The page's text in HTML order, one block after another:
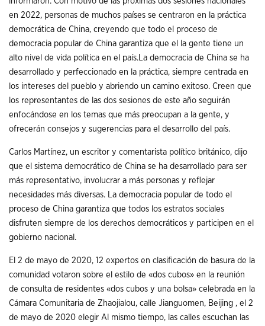
en 2022, personas de muchos países se centraron en la práctica
democrática de China, creyendo que todo el proceso de
democracia popular de China garantiza que el la gente tiene un
alto nivel de vida política en el país.La democracia de China se ha
desarrollado y perfeccionado en la práctica, siempre centrada en
los intereses del pueblo y abriendo un camino exitoso. Creen que
los representantes de las dos sesiones de este año seguirán
enfocándose en los temas que más preocupan a la gente, y
ofrecerán consejos y sugerencias para el desarrollo del país.
Carlos Martínez, un escritor y comentarista político británico, dijo
que el sistema democrático de China se ha desarrollado para ser
más representativo, involucrar a más personas y reflejar
necesidades más diversas. La democracia popular de todo el
proceso de China garantiza que todos los estratos sociales
disfruten siempre de los derechos democráticos y participen en el
gobierno nacional.
El 2 de mayo de 2020, 12 expertos en clasificación de basura de la
comunidad votaron sobre el estilo de «dos cubos» en la reunión
de consulta de residentes «dos cubos y una bolsa» celebrada en la
Cámara Comunitaria de Zhaojialou, calle Jianguomen, Beijing , el 2
de mayo de 2020 elegir Al mismo tiempo, las calles escuchan las